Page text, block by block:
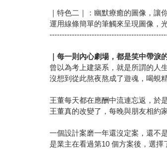
｜特色二｜：幽默療癒的圖像，讓
運用線條簡單的筆觸來呈現圖像，
｜每一則內心劇場，都是笑中帶淚
曾以為考上建築系，就是所謂的人
沒想到從此熬夜熬成了遊魂，喝蜆
王董每天都在應酬中流連忘返，於
王董真的改變了，每晚與朋友相約
一個設計案磨一年還沒定案，還不
是業主在看過第10 個方案後，選擇